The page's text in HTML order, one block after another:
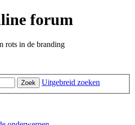
forum
rots in de branding
Zoek Uitgebreid zoeken